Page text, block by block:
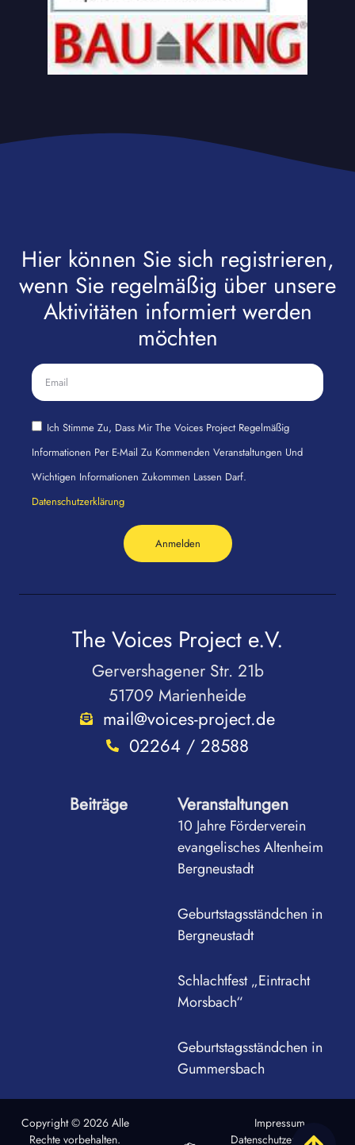
Hier können Sie sich registrieren,
wenn Sie regelmäßig über unsere
Aktivitäten informiert werden
möchten
Ich Stimme Zu, Dass Mir The Voices Project Regelmäßig
Informationen Per E-Mail Zu Kommenden Veranstaltungen Und
Wichtigen Informationen Zukommen Lassen Darf.
Datenschutzerklärung
Anmelden
The Voices Project e.V.
Gervershagener Str. 21b
51709 Marienheide
mail@voices-project.de
02264 / 28588
Beiträge Veranstaltungen
10 Jahre Förderverein
evangelisches Altenheim
Bergneustadt
Geburtstagsständchen in
Bergneustadt
Schlachtfest „Eintracht
Morsbach“
Geburtstagsständchen in
Gummersbach
Copyright © 2026 Alle
Rechte vorbehalten.
Impressum
Datenschutzerklärung